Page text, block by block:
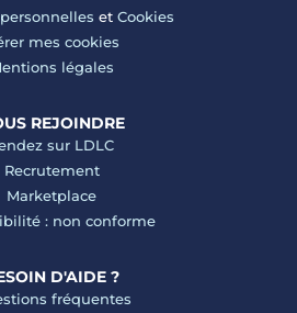
et Cookies
mes cookies
légales
REJOINDRE
sur LDLC
Recrutement
Marketplace
: non conforme
D'AIDE ?
fréquentes